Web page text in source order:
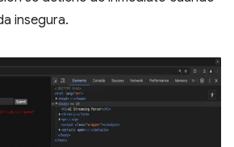
insegura.